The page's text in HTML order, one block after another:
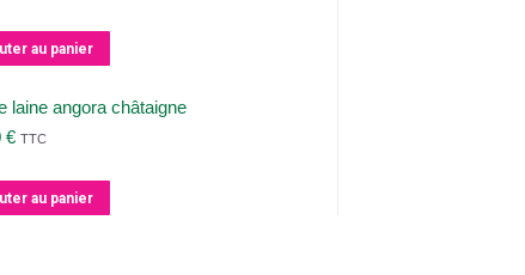
au panier
laine angora châtaigne
€ TTC
au panier